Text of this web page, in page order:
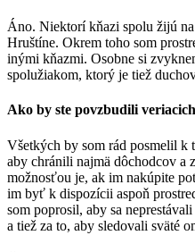
Áno. Niektorí kňazi spolu žijú
Hruštíne. Okrem toho som
inými kňazmi. Osobne si
spolužiakom, ktorý je tiež
Ako by ste povzbudili
Všetkých by som rád posmelil k
aby chránili najmä dôchodcov a
možnosťou je, ak im nakúpite
im byť k dispozícii aspoň
som poprosil, aby sa
a tiež za to, aby sledovali sväté